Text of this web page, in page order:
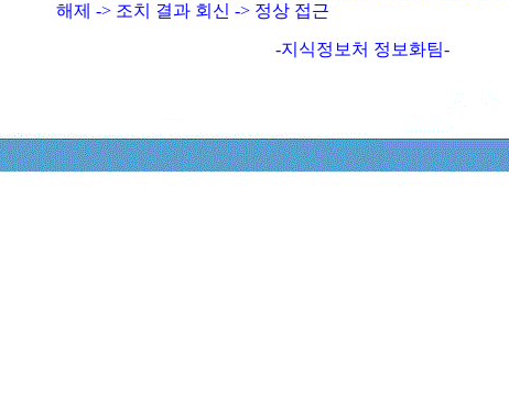
해제 -> 조치 결과 회신 -> 정상 접근
-지식정보처 정보화팀-